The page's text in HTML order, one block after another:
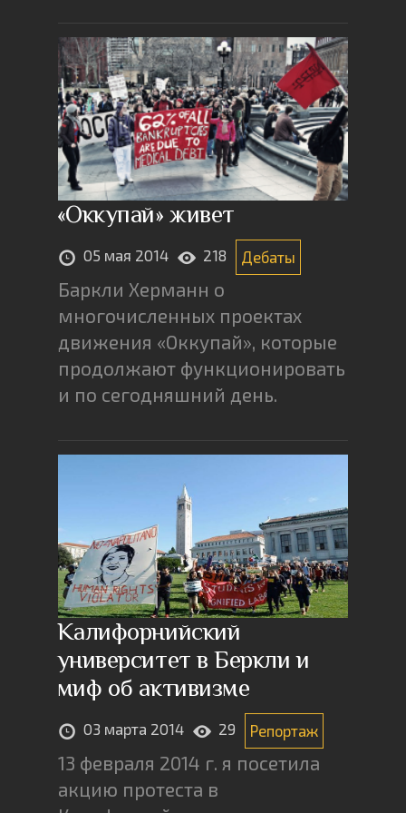
«Оккупай» живет
05 мая 2014 218 Дебаты
Баркли Херманн о
многочисленных проектах
движения «Оккупай», которые
продолжают функционировать
и по сегодняшний день.
Калифорнийский
университет в Беркли и
миф об активизме
03 марта 2014 29 Репортаж
13 февраля 2014 г. я посетила
акцию протеста в